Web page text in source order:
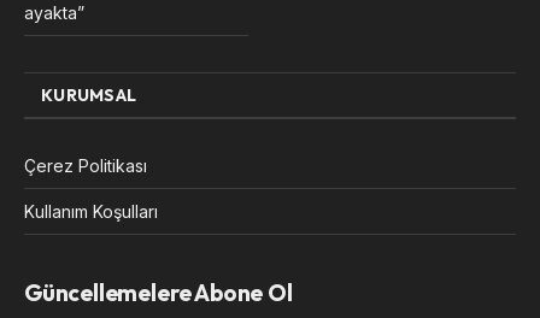
ayakta”
KURUMSAL
Çerez Politikası
Kullanım Koşulları
Güncellemelere Abone Ol